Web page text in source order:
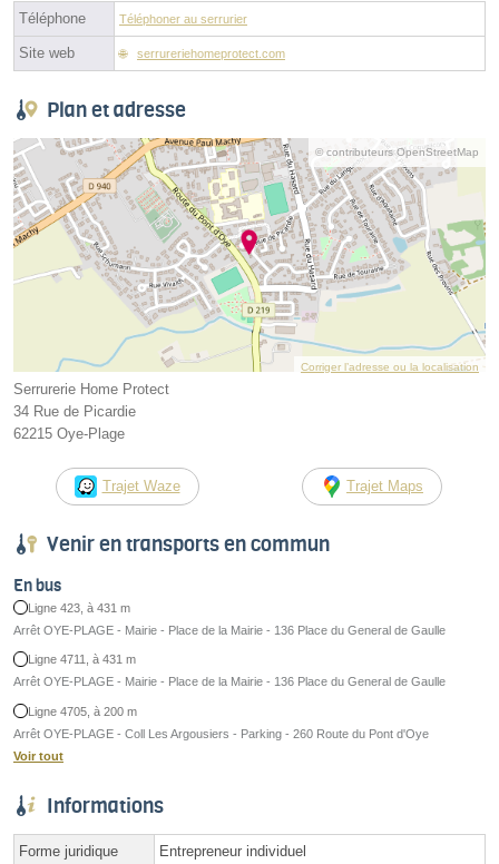
Téléphone Téléphoner au serrurier
Site web serrureriehomeprotect.com
Plan et adresse
© contributeurs OpenStreetMap
Corriger l’adresse ou la localisation
Serrurerie Home Protect
34 Rue de Picardie
62215 Oye-Plage
Trajet Waze Trajet Maps
Venir en transports en commun
En bus
Ligne 423, à 431 m
Arrêt OYE-PLAGE - Mairie - Place de la Mairie - 136 Place du General de Gaulle
Ligne 4711, à 431 m
Arrêt OYE-PLAGE - Mairie - Place de la Mairie - 136 Place du General de Gaulle
Ligne 4705, à 200 m
Arrêt OYE-PLAGE - Coll Les Argousiers - Parking - 260 Route du Pont d'Oye
Voir tout
Informations
Forme juridique Entrepreneur individuel